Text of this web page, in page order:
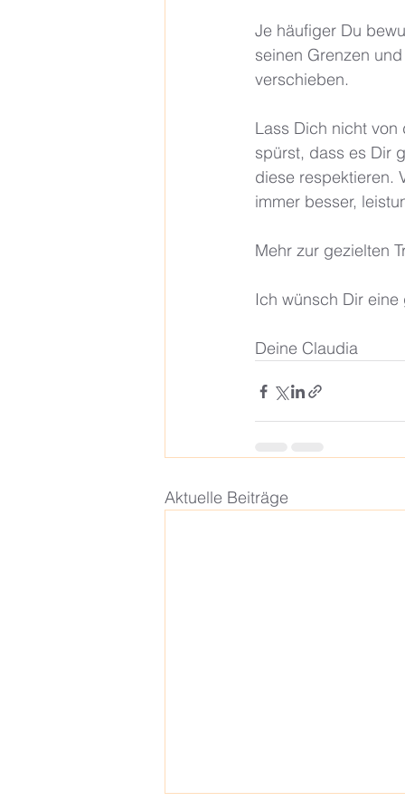
Je häufiger Du
seinen Grenzen
verschieben.
Lass Dich nicht
spürst, dass es Dir
diese respektieren.
immer besser,
Mehr zur gezielten
Ich wünsch Dir
Deine Claudia
Aktuelle Beiträge